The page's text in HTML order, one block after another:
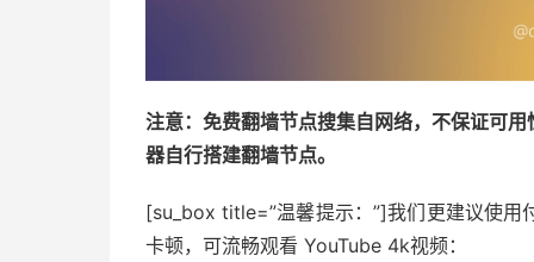
注意：免费翻墙节点搜集自网络，不保证可用
器自行搭建翻墙节点。
[su_box title=”温馨提示：”]我们更建议使用
卡顿，可流畅观看 YouTube 4k视频：